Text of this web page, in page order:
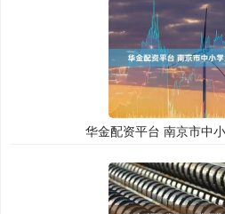
华金配资平台 南京市中